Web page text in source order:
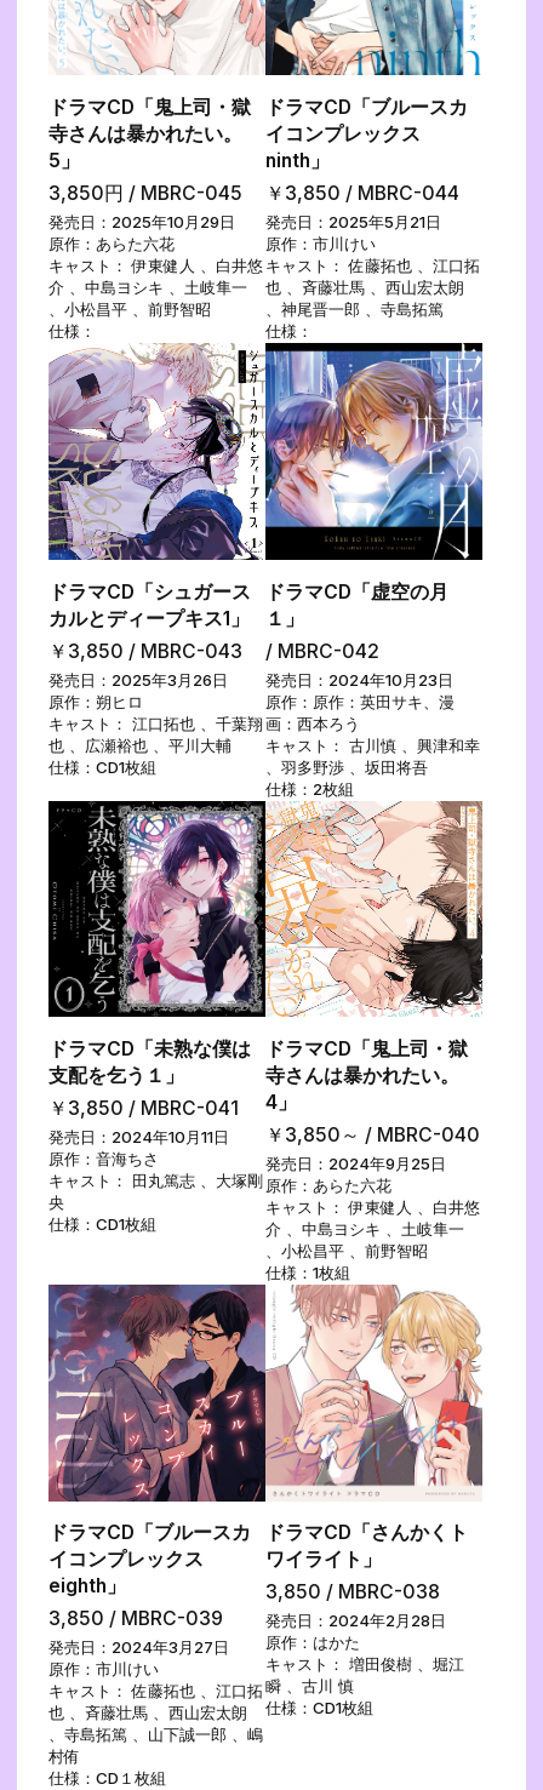
ドラマCD「鬼上司・獄
寺さんは暴かれたい。
5」
3,850円 / MBRC-045
発売日：2025年10月29日
原作：あらた六花
キャスト： 伊東健人 、白井悠
介 、中島ヨシキ 、土岐隼一
、小松昌平 、前野智昭
仕様：
ドラマCD「ブルースカ
イコンプレックス
ninth」
￥3,850 / MBRC-044
発売日：2025年5月21日
原作：市川けい
キャスト： 佐藤拓也 、江口拓
也 、斉藤壮馬 、西山宏太朗
、神尾晋一郎 、寺島拓篤
仕様：
ドラマCD「シュガース
カルとディープキス1」
￥3,850 / MBRC-043
発売日：2025年3月26日
原作：朔ヒロ
キャスト： 江口拓也 、千葉翔
也 、広瀬裕也 、平川大輔
仕様：CD1枚組
ドラマCD「虚空の月
１」
/ MBRC-042
発売日：2024年10月23日
原作：原作：英田サキ、漫
画：西本ろう
キャスト： 古川慎 、興津和幸
、羽多野渉 、坂田将吾
仕様：2枚組
ドラマCD「未熟な僕は
支配を乞う１」
￥3,850 / MBRC-041
発売日：2024年10月11日
原作：音海ちさ
キャスト： 田丸篤志 、大塚剛
央
仕様：CD1枚組
ドラマCD「鬼上司・獄
寺さんは暴かれたい。
4」
￥3,850～ / MBRC-040
発売日：2024年9月25日
原作：あらた六花
キャスト： 伊東健人 、白井悠
介 、中島ヨシキ 、土岐隼一
、小松昌平 、前野智昭
仕様：1枚組
ドラマCD「ブルースカ
イコンプレックス
eighth」
3,850 / MBRC-039
発売日：2024年3月27日
原作：市川けい
キャスト： 佐藤拓也 、江口拓
也 、斉藤壮馬 、西山宏太朗
、寺島拓篤 、山下誠一郎 、嶋
村侑
仕様：CD１枚組
ドラマCD「さんかくト
ワイライト」
3,850 / MBRC-038
発売日：2024年2月28日
原作：はかた
キャスト： 増田俊樹 、堀江
瞬 、古川 慎
仕様：CD1枚組